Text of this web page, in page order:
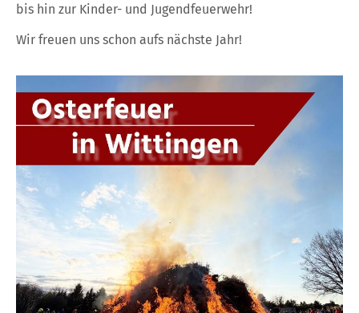
bis hin zur Kinder- und Jugendfeuerwehr!
Wir freuen uns schon aufs nächste Jahr!